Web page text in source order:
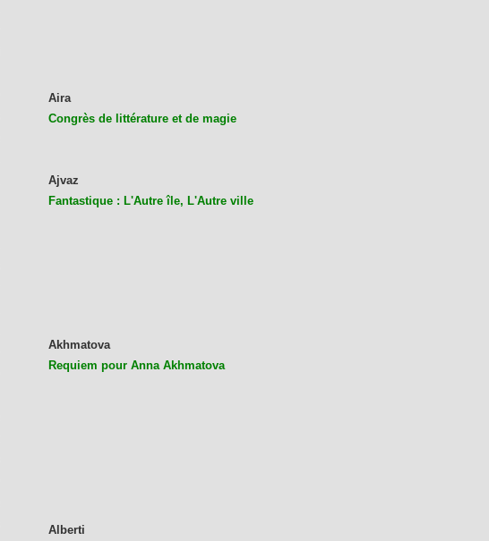
Aira
Congrès de littérature et de magie
Ajvaz
Fantastique : L'Autre île, L'Autre ville
Akhmatova
Requiem pour Anna Akhmatova
Alberti